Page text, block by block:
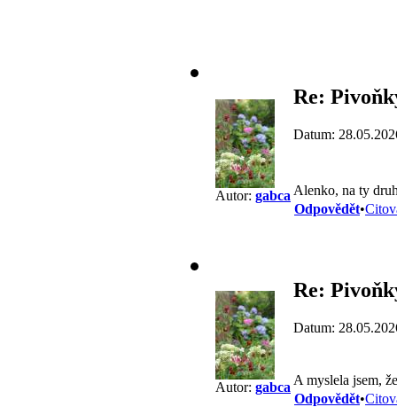
Autor: gabca
Re:
Datum:
Alenko, na ty
Odpovědět•
Autor: gabca
Re:
Datum:
A myslela jsem,
Odpovědět•